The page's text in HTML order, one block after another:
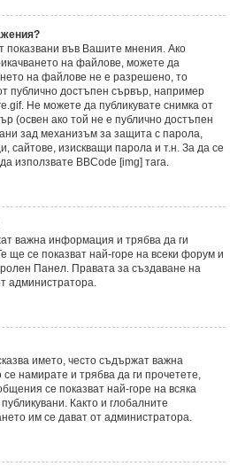
показвани във Вашите мнения. Ако
на файлове, можете да
на файлове не е разрешено, то
публично достъпен сървър, например
Не можете да публикувате снимка от
(освен ако той не е публично достъпен
зад механизъм за защита с парола,
сайтове, изискващи парола и т.н. За да се
използвате BBCode [img] тага.
важна информация и трябва да ги
ще се показват най-горе на всеки форум и
Панел. Правата за създаване на
администратора.
името, често съдържат важна
намирате и трябва да ги прочетете,
се показват най-горе на всяка
Както и глобалните
им се дават от администратора.